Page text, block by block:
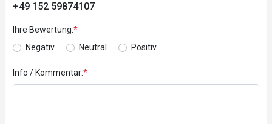
+49 152 59874107
Ihre Bewertung:*
Negativ
Neutral Positiv
Info / Kommentar:*